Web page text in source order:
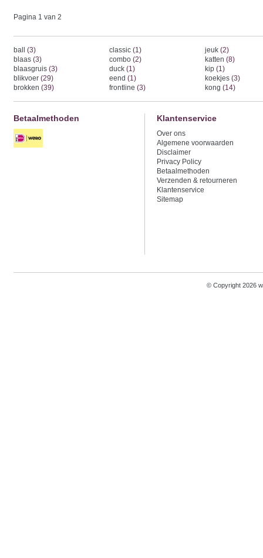
Pagina 1 van 2
ball (3)
blaas (3)
blaasgruis (3)
blikvoer (29)
brokken (39)
classic (1)
combo (2)
duck (1)
eend (1)
frontline (3)
jeuk (2)
katten (8)
kip (1)
koekjes (3)
kong (14)
Betaalmethoden Klantenservice
Over ons
Algemene voorwaarden
Disclaimer
Privacy Policy
Betaalmethoden
Verzenden & retourneren
Klantenservice
Sitemap
© Copyright 2026